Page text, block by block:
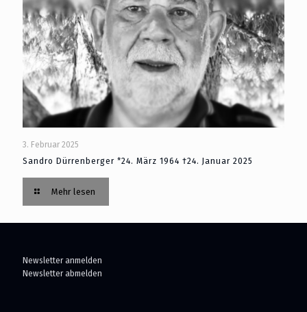
3. Februar 2025
Sandro Dürrenberger *24. März 1964 †24. Januar 2025
Mehr lesen
Newsletter anmelden
Newsletter abmelden